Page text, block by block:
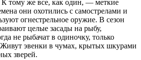
К тому же все, как один, — меткие
они охотились с самострелами и
огнестрельное оружие. В сезон
целые засады на рыбу,
не рыбачат в одиночку, только
эвенки в чумах, крытых шкурами
зверей.